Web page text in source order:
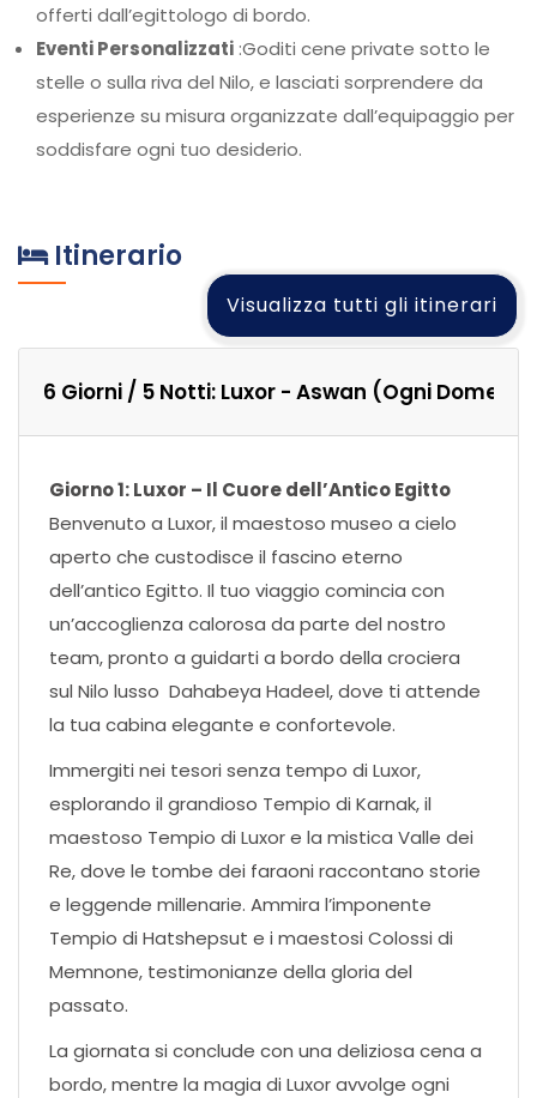
offerti dall’egittologo di bordo.
Eventi Personalizzati :Goditi cene private sotto le
stelle o sulla riva del Nilo, e lasciati sorprendere da
esperienze su misura organizzate dall’equipaggio per
soddisfare ogni tuo desiderio.
Itinerario
Visualizza tutti gli itinerari
6 Giorni / 5 Notti: Luxor - Aswan (Ogni
Giorno 1: Luxor – Il Cuore dell’Antico Egitto
Benvenuto a Luxor, il maestoso museo a cielo
aperto che custodisce il fascino eterno
dell’antico Egitto. Il tuo viaggio comincia con
un’accoglienza calorosa da parte del nostro
team, pronto a guidarti a bordo della crociera
sul Nilo lusso Dahabeya Hadeel, dove ti attende
la tua cabina elegante e confortevole.
Immergiti nei tesori senza tempo di Luxor,
esplorando il grandioso Tempio di Karnak, il
maestoso Tempio di Luxor e la mistica Valle dei
Re, dove le tombe dei faraoni raccontano storie
e leggende millenarie. Ammira l’imponente
Tempio di Hatshepsut e i maestosi Colossi di
Memnone, testimonianze della gloria del
passato.
La giornata si conclude con una deliziosa cena a
bordo, mentre la magia di Luxor avvolge ogni